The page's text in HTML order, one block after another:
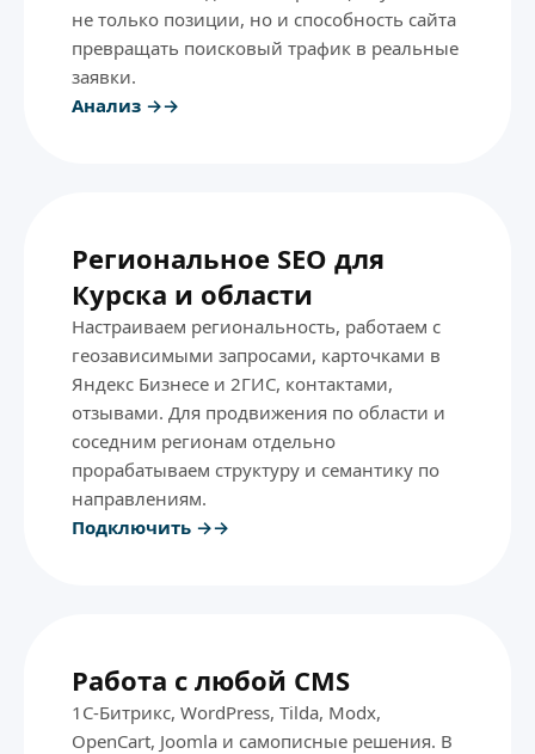
не только позиции, но и способность сайта
превращать поисковый трафик в реальные
заявки.
Анализ →
Региональное SEO для
Курска и области
Настраиваем региональность, работаем с
геозависимыми запросами, карточками в
Яндекс Бизнесе и 2ГИС, контактами,
отзывами. Для продвижения по области и
соседним регионам отдельно
прорабатываем структуру и семантику по
направлениям.
Подключить →
Работа с любой CMS
1С-Битрикс, WordPress, Tilda, Modx,
OpenCart, Joomla и самописные решения. В